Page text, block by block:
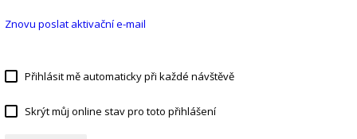
Znovu poslat aktivační e-mail
Přihlásit mě automaticky při každé návštěvě
Skrýt můj online stav pro toto přihlášení